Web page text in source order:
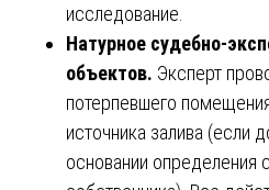
исследование.
Натурное судебно-
объектов. Эксперт
потерпевшего
источника залива (если
основании определения